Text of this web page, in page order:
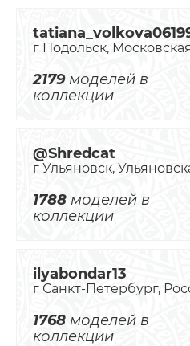
г Подольск,
2179моделей в
коллекции
@Shredcat
г Ульяновск,
1788 моделей в
коллекции
ilyabondar13
г Санкт-Петербург,
1768 моделей в
коллекции